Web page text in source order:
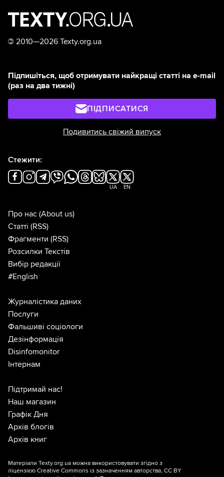
© 2010—2026 Texty.org.ua
Підпишіться, щоб отримувати найкращі статті на e-mail
(раз на два тижні)
ПІДПИСАТИСЯ
Подивитись свіжий випуск
Стежити:
UA EN
Про нас (About us)
Статті (RSS)
Фрагменти (RSS)
Розсилки Текстів
Вибір редакції
#English
Журналістика даних
Послуги
Фальшиві соціологи
Дезінформація
Disinfomonitor
Інтернам
Підтримай нас!
Наш магазин
Графік Дня
Архів блогів
Архів книг
Матеріали Texty.org.ua можна використовувати згідно з
ліцензією Creative Commons із зазначенням авторства, CC BY